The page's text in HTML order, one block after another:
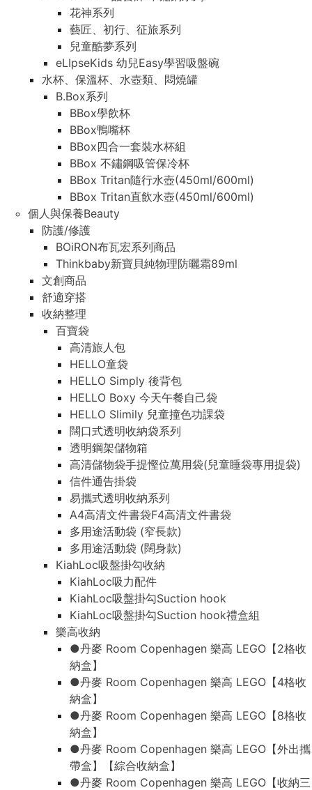
花神系列
藝匠、初行、征旅系列
兒童酷夢系列
eLIpseKids 幼兒Easy學習吸盤碗
水杯、保溫杯、水壺類、悶燒罐
B.Box系列
BBox學飲杯
BBox鴨嘴杯
BBox四合一套裝水杯組
BBox 不鏽鋼吸管保冷杯
BBox Tritan隨行水壺(450ml/600ml)
BBox Tritan直飲水壺(450ml/600ml)
個人與保養Beauty
防護/修護
BOiRON布瓦宏系列商品
Thinkbaby新寶貝純物理防曬霜89ml
文創商品
舒適穿搭
收納整理
百寶袋
高清旅人包
HELLO童袋
HELLO Simply 後背包
HELLO Boxy 今天午餐自己袋
HELLO Slimily 兒童撞色功課袋
闊口式透明收納袋系列
透明鋼架儲物箱
高清儲物袋手提慳位萬用袋(兒童睡袋專用提袋)
信件通告掛袋
易攜式透明收納系列
A4高清文件書袋F4高清文件書袋
多用途活動袋 (窄長款)
多用途活動袋 (闊身款)
KiahLoc吸盤掛勾收納
KiahLoc吸力配件
KiahLoc吸盤掛勾Suction hook
KiahLoc吸盤掛勾Suction hook禮盒組
樂高收納
●丹麥 Room Copenhagen 樂高 LEGO【2格收
納盒】
●丹麥 Room Copenhagen 樂高 LEGO【4格收
納盒】
●丹麥 Room Copenhagen 樂高 LEGO【8格收
納盒】
●丹麥 Room Copenhagen 樂高 LEGO【外出攜
帶盒】【綜合收納盒】
●丹麥 Room Copenhagen 樂高 LEGO【收納三